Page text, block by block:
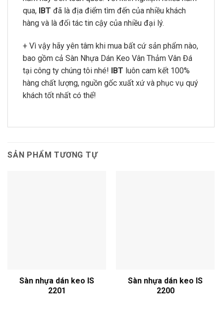
qua, IBT đã là địa điểm tìm đến của nhiều khách
hàng và là đối tác tin cậy của nhiều đại lý.
+ Vì vậy hãy yên tâm khi mua bất cứ sản phẩm nào,
bao gồm cả Sàn Nhựa Dán Keo Vân Thảm Vân Đá
tại công ty chúng tôi nhé! IBT luôn cam kết 100%
hàng chất lượng, nguồn gốc xuất xứ và phục vụ quý
khách tốt nhất có thể!
SẢN PHẨM TƯƠNG TỰ
Sàn nhựa dán keo IS
2201
Sàn nhựa dán keo IS
2200